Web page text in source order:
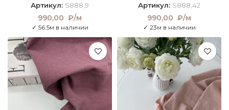
Артикул: S888,9
990,00 ₽/м
✓ 56.5м в наличии
Артикул: S888,42
990,00 ₽/м
✓ 23м в наличии